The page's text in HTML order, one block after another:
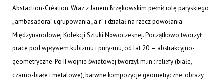
Abstaction-Création. Wraz z Janem Brzękowskim pełnił rolę paryskiego
„ambasadora” ugrupowania „a.r.” i działał na rzecz powołania
Międzynarodowej Kolekcji Sztuki Nowoczesnej. Początkowo tworzył
prace pod wpływem kubizmu i puryzmu, od lat 20. – abstrakcyjno-
geometryczne. Po II wojnie światowej tworzył m.in.: reliefy (białe,
czarno-białe i metalowe), barwne kompozycje geometryczne, obrazy